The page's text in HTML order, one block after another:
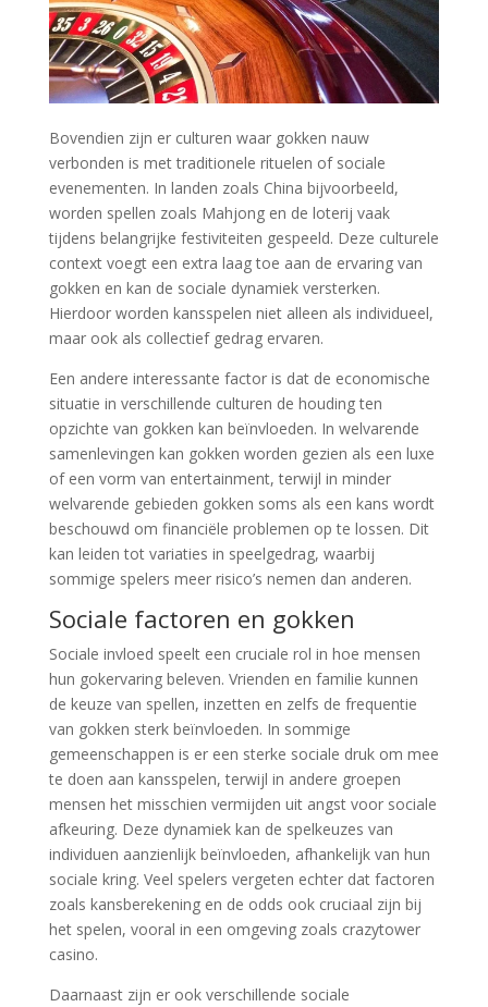
Bovendien zijn er culturen waar gokken nauw
verbonden is met traditionele rituelen of sociale
evenementen. In landen zoals China bijvoorbeeld,
worden spellen zoals Mahjong en de loterij vaak
tijdens belangrijke festiviteiten gespeeld. Deze culturele
context voegt een extra laag toe aan de ervaring van
gokken en kan de sociale dynamiek versterken.
Hierdoor worden kansspelen niet alleen als individueel,
maar ook als collectief gedrag ervaren.
Een andere interessante factor is dat de economische
situatie in verschillende culturen de houding ten
opzichte van gokken kan beïnvloeden. In welvarende
samenlevingen kan gokken worden gezien als een luxe
of een vorm van entertainment, terwijl in minder
welvarende gebieden gokken soms als een kans wordt
beschouwd om financiële problemen op te lossen. Dit
kan leiden tot variaties in speelgedrag, waarbij
sommige spelers meer risico’s nemen dan anderen.
Sociale factoren en gokken
Sociale invloed speelt een cruciale rol in hoe mensen
hun gokervaring beleven. Vrienden en familie kunnen
de keuze van spellen, inzetten en zelfs de frequentie
van gokken sterk beïnvloeden. In sommige
gemeenschappen is er een sterke sociale druk om mee
te doen aan kansspelen, terwijl in andere groepen
mensen het misschien vermijden uit angst voor sociale
afkeuring. Deze dynamiek kan de spelkeuzes van
individuen aanzienlijk beïnvloeden, afhankelijk van hun
sociale kring. Veel spelers vergeten echter dat factoren
zoals kansberekening en de odds ook cruciaal zijn bij
het spelen, vooral in een omgeving zoals crazytower
casino.
Daarnaast zijn er ook verschillende sociale